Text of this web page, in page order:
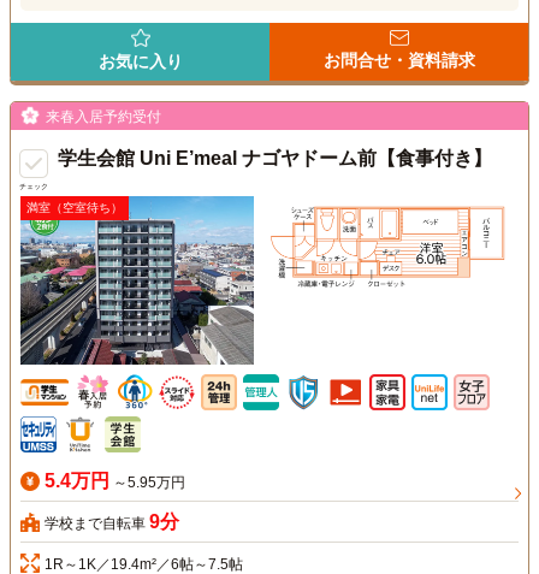
お気に入り お問合せ・資料請求
チェック
来春入居予約受付
学生会館 Uni E’meal ナゴヤドーム前【食事付き】
満室（空室待ち）
5.4万円 ～5.95万円
学校まで自転車 9分
1R～1K／19.4m²／6帖～7.5帖